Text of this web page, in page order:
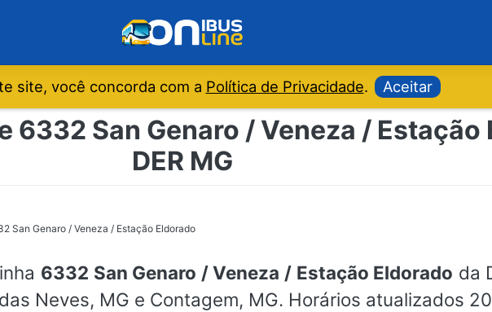
site, você concorda com a Política de Privacidade. Aceitar
6332 San Genaro / Veneza / Estação
DER MG
San Genaro / Veneza / Estação Eldorado
6332 San Genaro / Veneza / Estação Eldorado da
Neves, MG e Contagem, MG. Horários atualizados